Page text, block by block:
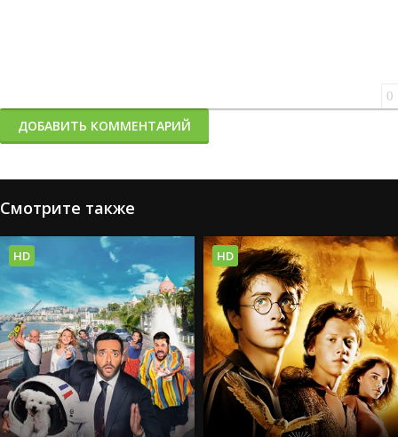
0
ДОБАВИТЬ КОММЕНТАРИЙ
Смотрите также
HD HD